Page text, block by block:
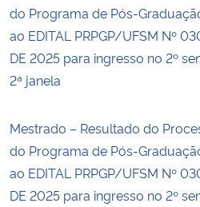
do Programa de Pós-
ao EDITAL PRPGP/UFSM Nº
DE 2025 para ingresso no 2º
2ª janela
Mestrado – Resultado do
do Programa de Pós-
ao EDITAL PRPGP/UFSM Nº
DE 2025 para ingresso no 2º